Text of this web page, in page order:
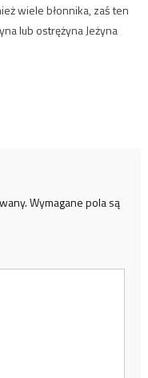
wiele błonnika, zaś ten
lub ostrężyna Jeżyna
Wymagane pola są